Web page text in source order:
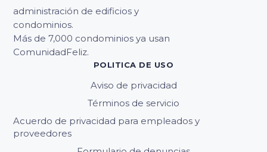
administración de edificios y
condominios.
Más de 7,000 condominios ya usan
ComunidadFeliz.
POLITICA DE USO
Aviso de privacidad
Términos de servicio
Acuerdo de privacidad para empleados y
proveedores